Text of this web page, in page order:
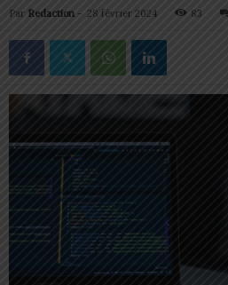
Par Redaction - 28 février 2024 83